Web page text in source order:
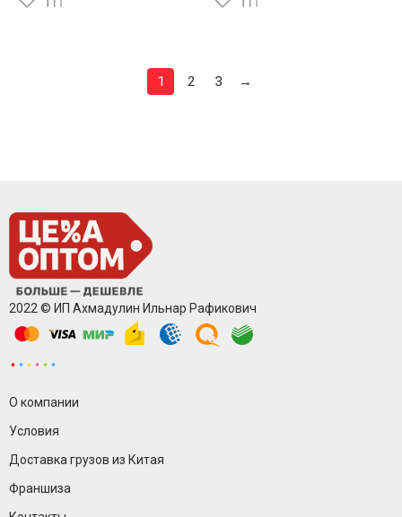
1 2 3 →
2022 © ИП Ахмадулин Ильнар Рафикович
О компании
Условия
Доставка грузов из Китая
Франшиза